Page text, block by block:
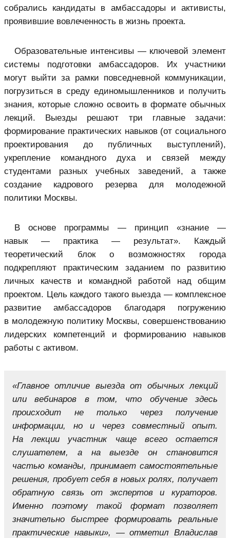
собрались кандидаты в амбассадоры и активисты,
проявившие вовлеченность в жизнь проекта.
Образовательные интенсивы — ключевой элемент
системы подготовки амбассадоров. Их участники
могут выйти за рамки повседневной коммуникации,
погрузиться в среду единомышленников и получить
знания, которые сложно освоить в формате обычных
лекций. Выезды решают три главные задачи:
формирование практических навыков (от социального
проектирования до публичных выступлений),
укрепление командного духа и связей между
студентами разных учебных заведений, а также
создание кадрового резерва для молодежной
политики Москвы.
В основе программы — принцип «знание —
навык — практика — результат». Каждый
теоретический блок о возможностях города
подкрепляют практическим заданием по развитию
личных качеств и командной работой над общим
проектом. Цель каждого такого выезда — комплексное
развитие амбассадоров благодаря погружению
в молодежную политику Москвы, совершенствованию
лидерских компетенций и формированию навыков
работы с активом.
«Главное отличие выезда от обычных лекций
или вебинаров в том, что обучение здесь
происходит не только через получение
информации, но и через совместный опыт.
На лекции участник чаще всего остается
слушателем, а на выезде он становится
частью команды, принимает самостоятельные
решения, пробует себя в новых ролях, получает
обратную связь от экспертов и кураторов.
Именно поэтому такой формат позволяет
значительно быстрее формировать реальные
практические навыки», — отметил Владислав